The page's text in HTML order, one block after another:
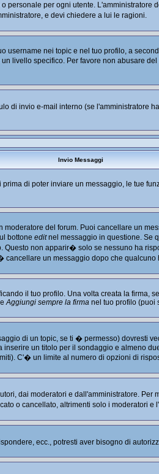
personale per ogni utente. L'amministratore
e devi chiedere a lui le ragioni.
username nei topic e nel tuo profilo, a
livello specifico. Per favore non abusare
di invio e-mail interno (se l'amministratore
Invio Messaggi
di poter inviare un messaggio, le tue
del forum. Puoi cancellare un
bottone editnel messaggio in questione. Se
non apparir� solo se nessuno ha
un messaggio dopo che qualcuno
il tuo profilo. Una volta creata la firma,
Aggiungi sempre la firmanel tuo profilo (puoi
di un topic, se ti � permesso) dovresti
un titolo per il sondaggio e almeno
C'� un limite al numero di opzioni di
dai moderatori e dall'amministratore. Per
o cancellato, altrimenti solo i moderatori e
ecc., potresti aver bisogno di